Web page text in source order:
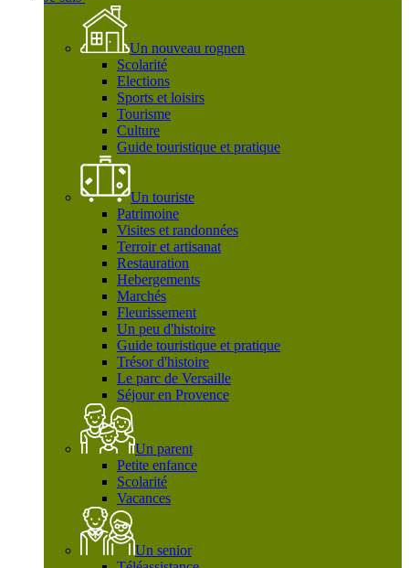
Un nouveau rognen
Scolarité
Elections
Sports et loisirs
Tourisme
Culture
Guide touristique et pratique
Un touriste
Patrimoine
Visites et randonnées
Terroir et artisanat
Restauration
Hebergements
Marchés
Fleurissement
Un peu d'histoire
Guide touristique et pratique
Trésor d'histoire
Le parc de Versaille
Séjour en Provence
Un parent
Petite enfance
Scolarité
Vacances
Un senior